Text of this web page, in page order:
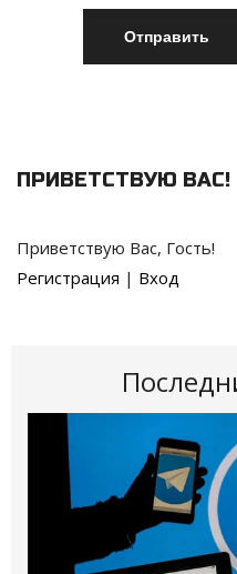
Отправить
ПРИВЕТСТВУЮ ВАС!
Приветствую Вас, Гость!
Регистрация | Вход